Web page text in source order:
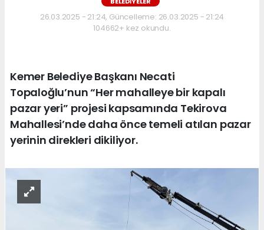
26.03.2025 - 21:24, Güncelleme: 26.03.2025 - 21:24
104662+ kez okundu.
Kemer Belediye Başkanı Necati
Topaloğlu’nun “Her mahalleye bir kapalı
pazar yeri” projesi kapsamında Tekirova
Mahallesi’nde daha önce temeli atılan pazar
yerinin direkleri dikiliyor.